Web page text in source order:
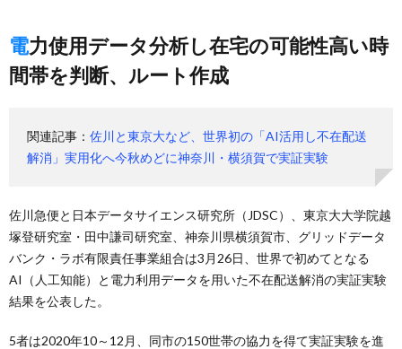
電力使用データ分析し在宅の可能性高い時
間帯を判断、ルート作成
関連記事： 佐川と東京大など、世界初の「AI活用し不在配送
解消」実用化へ今秋めどに神奈川・横須賀で実証実験
佐川急便と日本データサイエンス研究所（JDSC）、東京大大学院越
塚登研究室・田中謙司研究室、神奈川県横須賀市、グリッドデータ
バンク・ラボ有限責任事業組合は3月26日、世界で初めてとなる
AI（人工知能）と電力利用データを用いた不在配送解消の実証実験
結果を公表した。
5者は2020年10～12月、同市の150世帯の協力を得て実証実験を進